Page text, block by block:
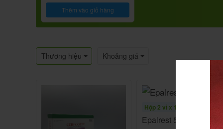
Thêm vào giỏ hàng
Thương hiệu Khoảng giá
Hộp 2 vỉ x 14 viên
Epalrest 50mg H28v